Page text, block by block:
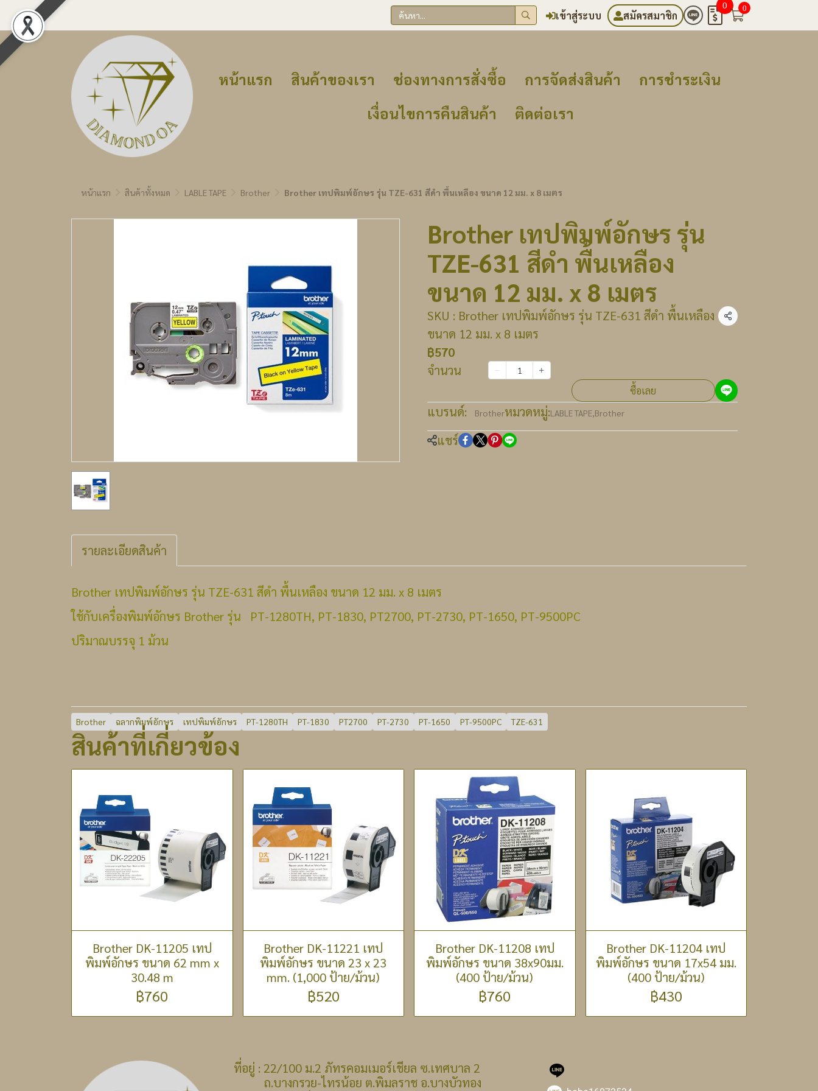
เข้าสู่ระบบ สมัครสมาชิก
0 0
หน้าแรก สินค้าของเรา ช่องทางการสั่งซื้อ การจัดส่งสินค้า
การชำระเงิน
เงื่อนไขการคืนสินค้า
ติดต่อเรา
หน้าแรก สินค้าทั้งหมด LABLE TAPE Brother Brother เทปพิมพ์อักษร รุ่น TZE-631 สีดำ พื้นเหลือง ขนาด 12 มม. x 8 เมตร
Brother เทปพิมพ์อักษร รุ่น
TZE-631 สีดำ พื้นเหลือง
ขนาด 12 มม. x 8 เมตร
SKU : Brother เทปพิมพ์อักษร รุ่น TZE-631 สีดำ พื้นเหลือง
ขนาด 12 มม. x 8 เมตร
แชร์
฿570
จำนวน
ซื้อเลย
แบรนด์: Brotherหมวดหมู่:LABLE TAPE,Brother
แชร์
รายละเอียดสินค้า
Brother เทปพิมพ์อักษร รุ่น TZE-631 สีดำ พื้นเหลือง ขนาด 12 มม. x 8 เมตร
ใช้กับเครื่องพิมพ์อักษร Brother รุ่น PT-1280TH, PT-1830, PT2700, PT-2730, PT-1650, PT-9500PC
ปริมาณบรรจุ 1 ม้วน
Brother ฉลากพิมพ์อักษร เทปพิมพ์อักษร PT-1280TH PT-1830 PT2700 PT-2730 PT-1650 PT-9500PC TZE-631
สินค้าที่เกี่ยวข้อง
Brother DK-11205 เทป
พิมพ์อักษร ขนาด 62 mm x
30.48 m
฿760
Brother DK-11221 เทป
พิมพ์อักษร ขนาด 23 x 23
mm. (1,000 ป้าย/ม้วน)
฿520
Brother DK-11208 เทป
พิมพ์อักษร ขนาด 38x90มม.
(400 ป้าย/ม้วน)
฿760
Brother DK-11204 เทป
พิมพ์อักษร ขนาด 17x54 มม.
(400 ป้าย/ม้วน)
฿430
ที่อยู่ : 22/100 ม.2 ภัทรคอมเมอร์เชียล ซ.เทศบาล 2
ถ.บางกรวย-ไทรน้อย ต.พิมลราช อ.บางบัวทอง